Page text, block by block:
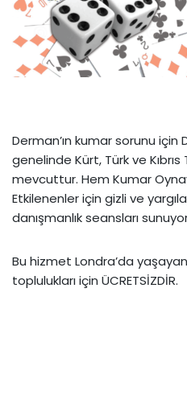
Derman’ın kumar sorunu için
genelinde Kürt, Türk ve Kıbrıs
mevcuttur. Hem Kumar
Etkilenenler için gizli ve
danışmanlık seansları
Bu hizmet Londra’da yaşayan
toplulukları için ÜCRETSİZDİR.